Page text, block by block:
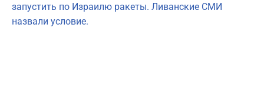
запустить по Израилю ракеты. Ливанские СМИ
назвали условие.